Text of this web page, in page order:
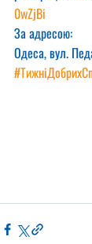
0wZjBi
За адресою:
Одеса, вул.